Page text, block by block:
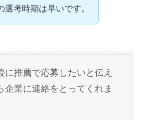
選考時期は早いです。
に推薦で応募したいと伝え
企業に連絡をとってくれま